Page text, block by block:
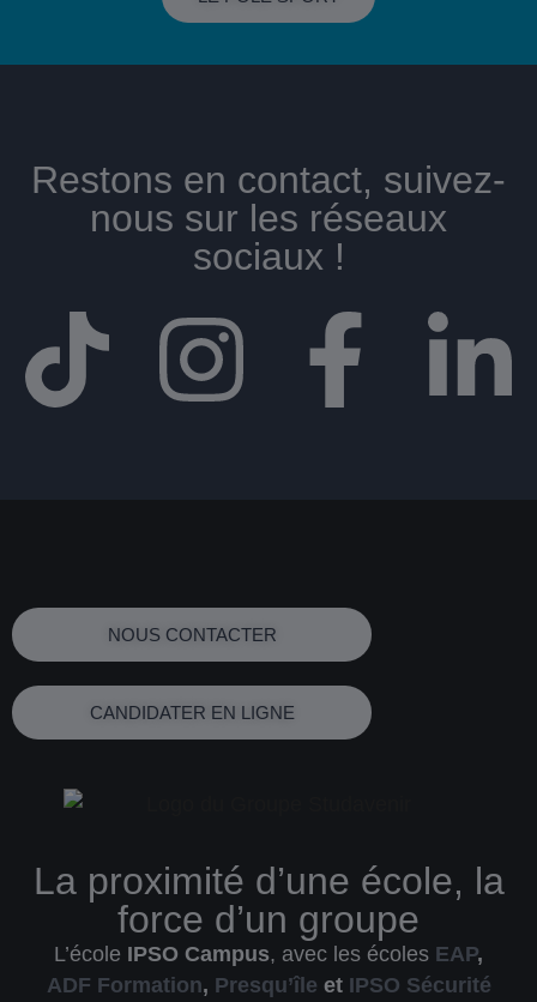
Restons en contact, suivez-
nous sur les réseaux
sociaux !​
NOUS CONTACTER
CANDIDATER EN LIGNE
La proximité d’une école, la
force d’un groupe
L’école IPSO Campus, avec les écoles EAP,
ADF Formation, Presqu’île et IPSO Sécurité